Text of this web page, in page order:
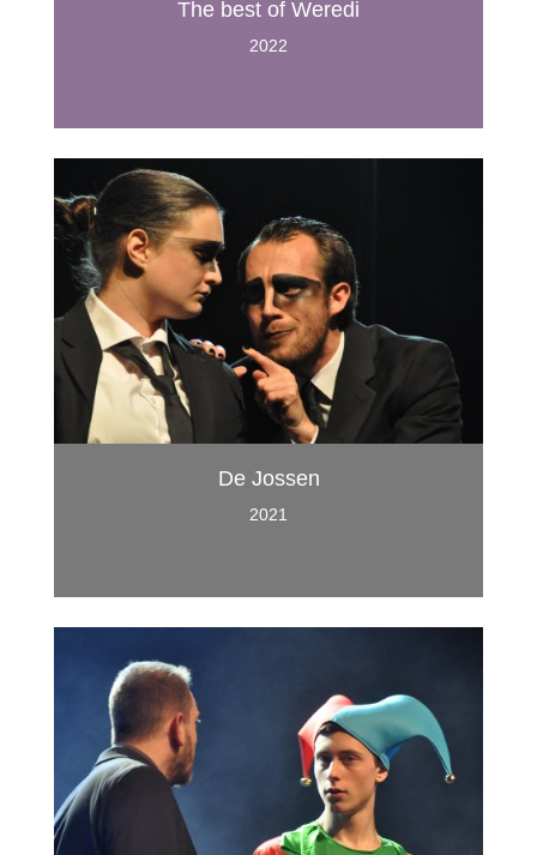
The best of Weredi
2022
De Jossen
2021